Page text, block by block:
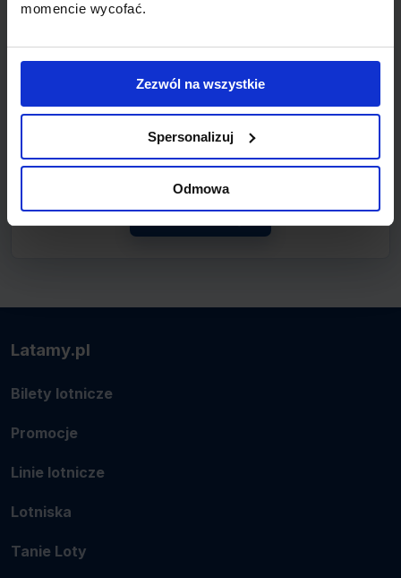
momencie wycofać.
Zezwól na wszystkie
Spersonalizuj
Odmowa
LINIA LOTNICZA
Air One
lotnicze.
Latamy.pl
Bilety lotnicze
Promocje
Linie lotnicze
Lotniska
Tanie Loty